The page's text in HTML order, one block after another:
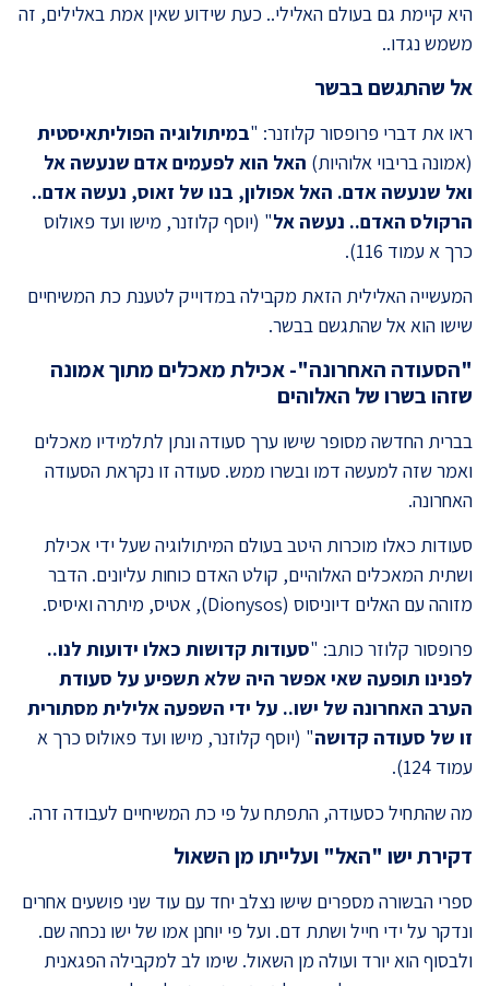
היא קיימת גם בעולם האלילי.. כעת שידוע שאין אמת באלילים, זה
משמש נגדו..
אל שהתגשם בבשר
ראו את דברי פרופסור קלוזנר: "במיתולוגיה הפוליתאיסטית
(אמונה בריבוי אלוהיות) האל הוא לפעמים אדם שנעשה אל
ואל שנעשה אדם. האל אפולון, בנו של זאוס, נעשה אדם..
הרקולס האדם.. נעשה אל" (יוסף קלוזנר, מישו ועד פאולוס
כרך א עמוד 116).
המעשייה האלילית הזאת מקבילה במדוייק לטענת כת המשיחיים
שישו הוא אל שהתגשם בבשר.
"הסעודה האחרונה"- אכילת מאכלים מתוך אמונה
שזהו בשרו של האלוהים
בברית החדשה מסופר שישו ערך סעודה ונתן לתלמידיו מאכלים
ואמר שזה למעשה דמו ובשרו ממש. סעודה זו נקראת הסעודה
האחרונה.
סעודות כאלו מוכרות היטב בעולם המיתולוגיה שעל ידי אכילת
ושתית המאכלים האלוהיים, קולט האדם כוחות עליונים. הדבר
מזוהה עם האלים דיוניסוס (Dionysos), אטיס, מיתרה ואיסיס.
פרופסור קלוזר כותב: "סעודות קדושות כאלו ידועות לנו..
לפנינו תופעה שאי אפשר היה שלא תשפיע על סעודת
הערב האחרונה של ישו.. על ידי השפעה אלילית מסתורית
זו של סעודה קדושה" (יוסף קלוזנר, מישו ועד פאולוס כרך א
עמוד 124).
מה שהתחיל כסעודה, התפתח על פי כת המשיחיים לעבודה זרה.
דקירת ישו "האל" ועלייתו מן השאול
ספרי הבשורה מספרים שישו נצלב יחד עם עוד שני פושעים אחרים
ונדקר על ידי חייל ושתת דם. ועל פי יוחנן אמו של ישו נכחה שם.
ולבסוף הוא יורד ועולה מן השאול. שימו לב למקבילה הפגאנית